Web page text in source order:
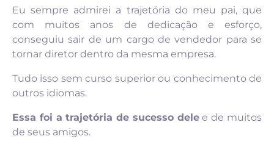
Eu sempre admirei a trajetória do meu pai, que
com muitos anos de dedicação e esforço,
conseguiu sair de um cargo de vendedor para se
tornar diretor dentro da mesma empresa.
Tudo isso sem curso superior ou conhecimento de
outros idiomas.
Essa foi a trajetória de sucesso delee de muitos
de seus amigos.